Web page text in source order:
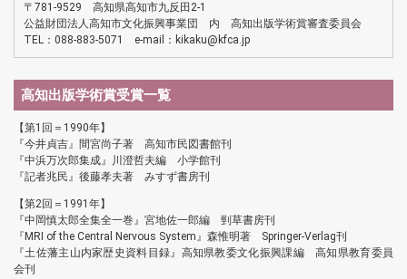
〒781-9529 高知県高知市九反田2-1
公益財団法人高知市文化振興事業団 内 高知出版学術賞審査委員会
TEL：088-883-5071 e-mail：kikaku@kfca.jp
高知出版学術賞受賞一覧
【第1回＝1990年】
『今井貞吉』間宮尚子著 高知市民図書館刊
『中浜万次郎集成』川澄哲夫編 小学館刊
『記者兆民』後藤孝夫著 みすず書房刊
【第2回＝1991年】
『中岡慎太郎全集全一巻』宮地佐一郎編 剄草書房刊
『MRI of the Central Nervous System』森惟明著 Springer-Verlag刊
『土佐藩主山内家歴史資料目録』高知県教委文化振興課編 高知県教育委員
会刊